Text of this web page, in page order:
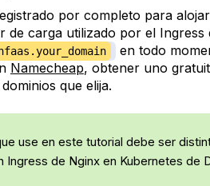
por completo para
de carga utilizado por el Ingress
en todo
Namecheap, obtener uno
que elija.
use en este tutorial debe ser
Ingress de Nginx en Kubernetes de